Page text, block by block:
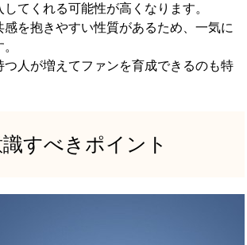
てくれる可能性が高くなります。
を抱きやすい性質があるため、一気に
人が増えてファンを育成できるのも特
すべきポイント